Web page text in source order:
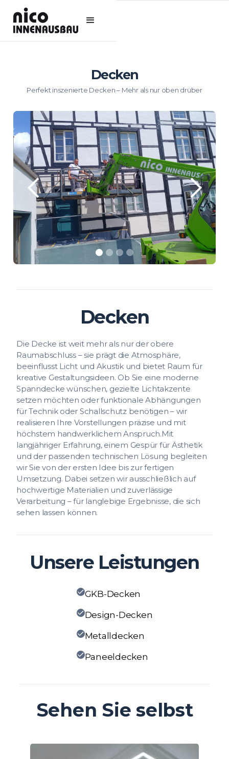
Decken
Perfekt inszenierte Decken – Mehr als nur oben drüber
Decken
Die Decke ist weit mehr als nur der obere
Raumabschluss – sie prägt die Atmosphäre,
beeinflusst Licht und Akustik und bietet Raum für
kreative Gestaltungsideen. Ob Sie eine moderne
Spanndecke wünschen, gezielte Lichtakzente
setzen möchten oder funktionale Abhängungen
für Technik oder Schallschutz benötigen – wir
realisieren Ihre Vorstellungen präzise und mit
höchstem handwerklichem Anspruch.Mit
langjähriger Erfahrung, einem Gespür für Ästhetik
und der passenden technischen Lösung begleiten
wir Sie von der ersten Idee bis zur fertigen
Umsetzung. Dabei setzen wir ausschließlich auf
hochwertige Materialien und zuverlässige
Verarbeitung – für langlebige Ergebnisse, die sich
sehen lassen können.
Unsere Leistungen
GKB-Decken
Design-Decken
Metalldecken
Paneeldecken
Sehen Sie selbst